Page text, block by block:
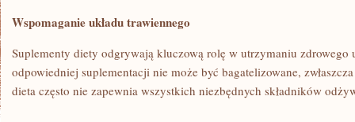
Wspomaganie ⁤układu trawiennego
Suplementy diety odgrywają kluczową rolę w utrzymaniu zdrowego
odpowiedniej suplementacji nie może być bagatelizowane,
dieta często nie zapewnia wszystkich ‍niezbędnych ⁢składników